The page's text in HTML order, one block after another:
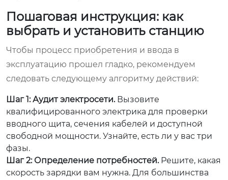
Пошаговая инструкция: как
выбрать и установить станцию
Чтобы процесс приобретения и ввода в
эксплуатацию прошел гладко, рекомендуем
следовать следующему алгоритму действий:
Шаг 1: Аудит электросети.Вызовите
квалифицированного электрика для проверки
вводного щита, сечения кабелей и доступной
свободной мощности. Узнайте, есть ли у вас три
фазы.
Шаг 2: Определение потребностей.Решите, какая
скорость зарядки вам нужна. Для большинства